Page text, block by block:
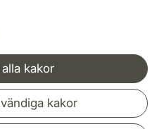
kakor
kakor
nätverk